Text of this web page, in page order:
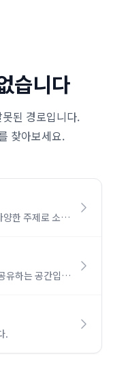
습니다
된 경로입니다.
찾아보세요.
한 주제로 소통
유하는 공간입니
.